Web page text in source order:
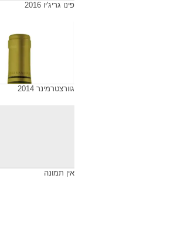
פינו גריג'יו 2016
גוורצטרמינר 2014
אין תמונה